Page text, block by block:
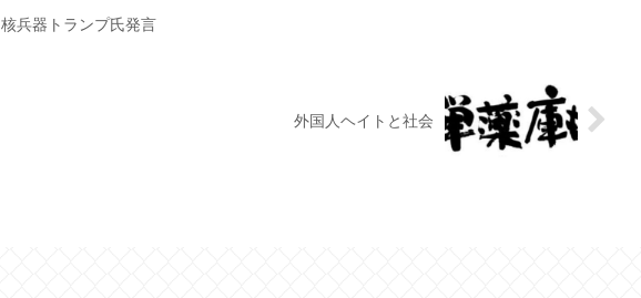
核兵器トランプ氏発言
外国人ヘイトと社会